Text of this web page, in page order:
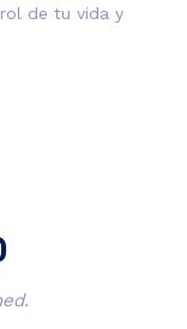
de tu vida y